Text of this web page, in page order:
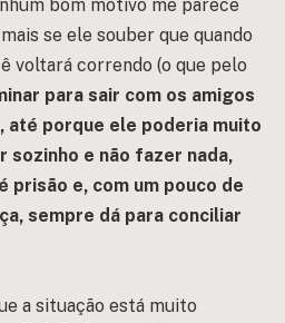
bom motivo me parece
se ele souber que quando
voltará correndo (o que pelo
para sair com os amigos
até porque ele poderia muito
sozinho e não fazer nada,
prisão e, com um pouco de
sempre dá para conciliar
situação está muito